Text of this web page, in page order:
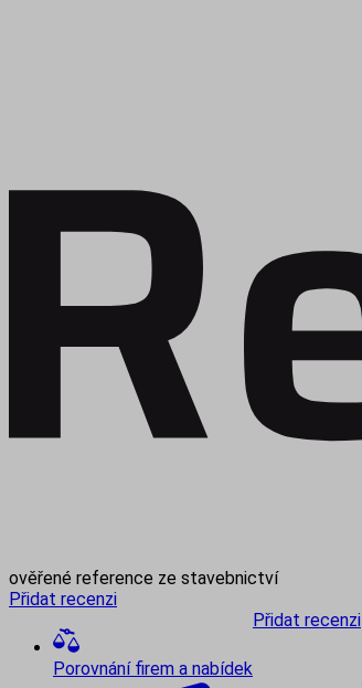
ověřené reference ze stavebnictví
Přidat recenzi
Porovnání firem a nabídek
Přidat recenzi